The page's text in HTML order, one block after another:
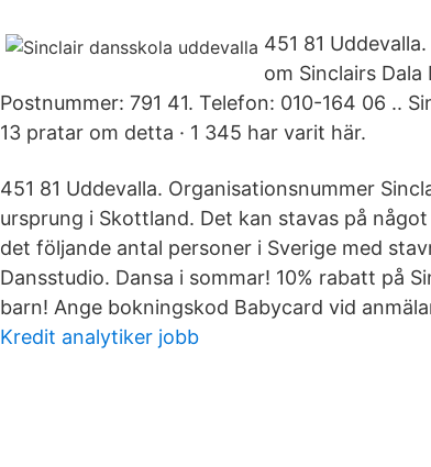
451 81
om Sinclairs
Postnummer: 791 41. Telefon: 010-164 06 ..
13 pratar om detta · 1 345 har varit här.
451 81 Uddevalla. Organisationsnummer
ursprung i Skottland. Det kan stavas på
det följande antal personer i Sverige med
Dansstudio. Dansa i sommar! 10% rabatt på
barn! Ange bokningskod Babycard vid
Kredit analytiker jobb